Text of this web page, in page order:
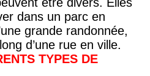
dans un parc en
grande randonnée,
d’une rue en ville.
TYPES DE